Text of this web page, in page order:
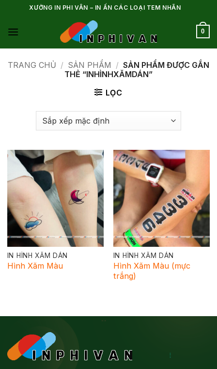
nội
XƯỞNG IN PHI VÂN – IN ẤN CÁC LOẠI TEM NHÃN
0
TRANG CHỦ / SẢN PHẨM / SẢN PHẨM ĐƯỢC GẮN
THẺ “INHÌNHXĂMDÁN”
LỌC
IN HÌNH XĂM DÁN
Hình Xăm Màu
IN HÌNH XĂM DÁN
Hình Xăm Màu (mực
trắng)